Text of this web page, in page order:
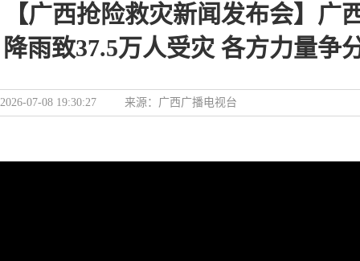
【广西抢险救灾新闻发布会】广
降雨致37.5万人受灾 各方力量争
2026-07-08 19:30:27 来源： 广西广播电视台